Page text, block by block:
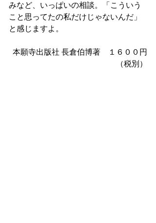
みなど、いっぱいの相談。「こういう
こと思ってたの私だけじゃないんだ」
と感じますよ。
本願寺出版社 長倉伯博著　１６００円
（税別）